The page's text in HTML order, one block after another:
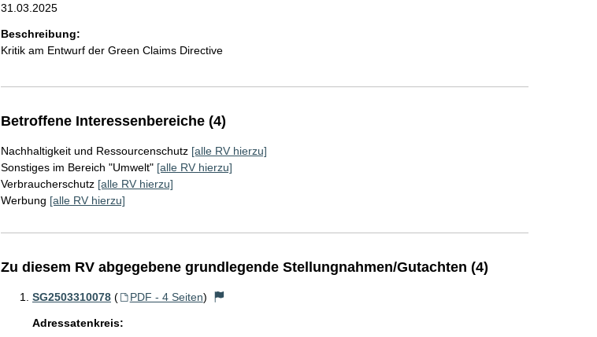
31.03.2025
Beschreibung:
Kritik am Entwurf der Green Claims Directive
Betroffene Interessenbereiche (4)
Nachhaltigkeit und Ressourcenschutz [alle RV hierzu]
Sonstiges im Bereich "Umwelt" [alle RV hierzu]
Verbraucherschutz [alle RV hierzu]
Werbung [alle RV hierzu]
Zu diesem RV abgegebene grundlegende Stellungnahmen/Gutachten (4)
SG2503310078 ( PDF - 4 Seiten)
Adressatenkreis: